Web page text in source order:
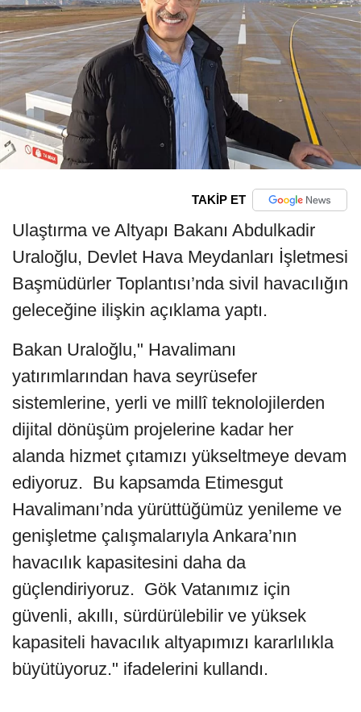
TAKİP ET
Ulaştırma ve Altyapı Bakanı Abdulkadir
Uraloğlu, Devlet Hava Meydanları İşletmesi
Başmüdürler Toplantısı’nda sivil havacılığın
geleceğine ilişkin açıklama yaptı.
Bakan Uraloğlu," Havalimanı
yatırımlarından hava seyrüsefer
sistemlerine, yerli ve millî teknolojilerden
dijital dönüşüm projelerine kadar her
alanda hizmet çıtamızı yükseltmeye devam
ediyoruz. Bu kapsamda Etimesgut
Havalimanı’nda yürüttüğümüz yenileme ve
genişletme çalışmalarıyla Ankara’nın
havacılık kapasitesini daha da
güçlendiriyoruz. Gök Vatanımız için
güvenli, akıllı, sürdürülebilir ve yüksek
kapasiteli havacılık altyapımızı kararlılıkla
büyütüyoruz." ifadelerini kullandı.